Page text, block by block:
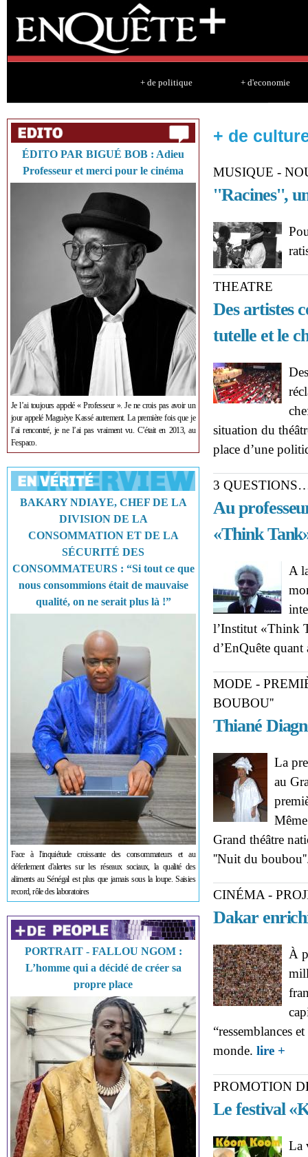
+ de politique + d'economie
ÉDITO PAR BIGUÉ BOB : Adieu
Professeur et merci pour le cinéma
Je l’ai toujours appelé « Professeur ». Je ne crois pas avoir un
jour appelé Maguèye Kassé autrement. La première fois que je
l’ai rencontré, je ne l’ai pas vraiment vu. C’était en 2013, au
Fespaco.
BAKARY NDIAYE, CHEF DE LA
DIVISION DE LA
CONSOMMATION ET DE LA
SÉCURITÉ DES
CONSOMMATEURS : “Si tout ce que
nous consommions était de mauvaise
qualité, on ne serait plus là !”
Face à l'inquiétude croissante des consommateurs et au
déferlement d'alertes sur les réseaux sociaux, la qualité des
aliments au Sénégal est plus que jamais sous la loupe. Saisies
record, rôle des laboratoires
PORTRAIT - FALLOU NGOM :
L’homme qui a décidé de créer sa
propre place
+ de
MUSIQUE -
''Racines'',
THEATRE
Des artistes
tutelle et le
situation du
place d’une
3
Au
«Think
A
l’Institut «Think
d’EnQuête
MODE -
BOUBOU''
Thiané
La
au
Grand théâtre
''Nuit du
CINÉMA -
Dakar
À
“ressemblances
monde. lire +
PROMOTION
Le festival
La